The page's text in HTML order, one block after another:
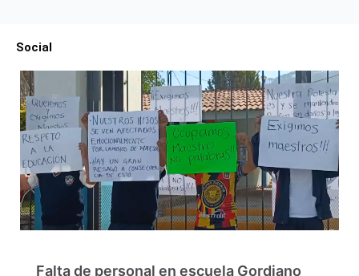
Social
Falta de personal en escuela Gordiano